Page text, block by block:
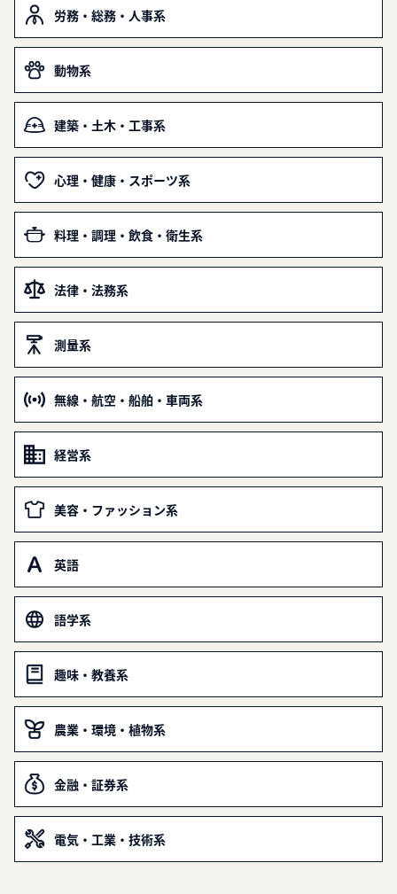
労務・総務・人事系
動物系
建築・土木・工事系
心理・健康・スポーツ系
料理・調理・飲食・衛生系
法律・法務系
測量系
無線・航空・船舶・車両系
経営系
美容・ファッション系
英語
語学系
趣味・教養系
農業・環境・植物系
金融・証券系
電気・工業・技術系